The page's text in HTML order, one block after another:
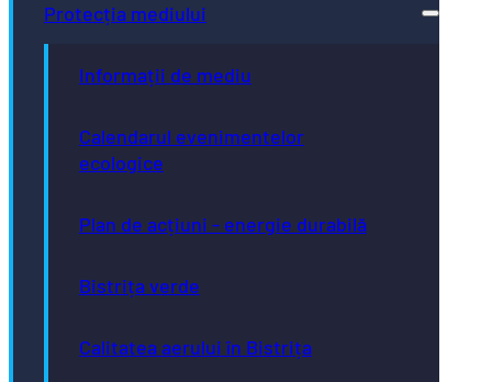
Protecția mediului
Informații de mediu
Calendarul evenimentelor
ecologice
Plan de acțiuni - energie durabilă
Bistrița verde
Calitatea aerului în Bistrița